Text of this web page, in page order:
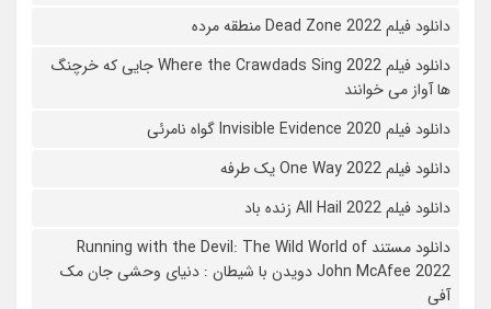
دانلود فیلم 2022 Dead Zone منطقه مرده
دانلود فیلم Where the Crawdads Sing 2022 جایی که خرچنگ
ها آواز می خوانند
دانلود فیلم 2020 Invisible Evidence گواه نامرئی
دانلود فیلم One Way 2022 یک طرفه
دانلود فیلم All Hail 2022 زنده باد
دانلود مستند Running with the Devil: The Wild World of
John McAfee 2022 دویدن با شیطان : دنیای وحشی جان مک
آفی